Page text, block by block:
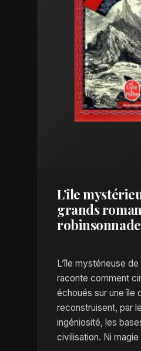
L’île
grands
robinsonnade
L’île mystérieuse
raconte comment
échoués sur une île
reconstruisent, par
ingéniosité, les
civilisation. Ni magie